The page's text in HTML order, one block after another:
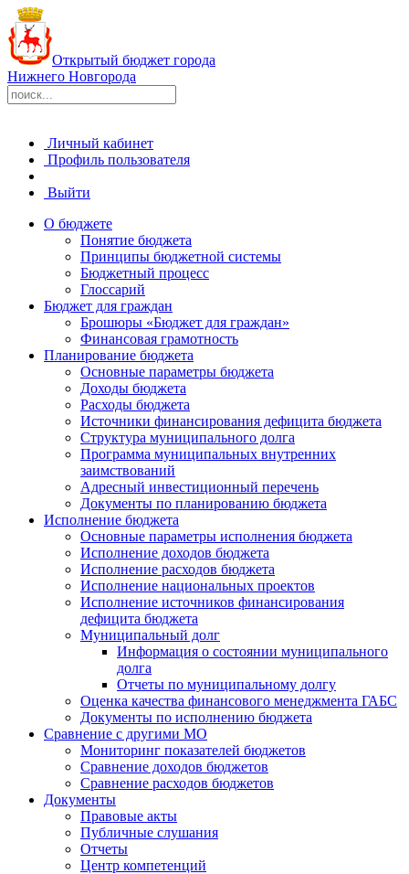
Открытый бюджет города
Нижнего Новгорода
Личный кабинет
Профиль пользователя
Выйти
О бюджете
Понятие бюджета
Принципы бюджетной системы
Бюджетный процесс
Глоссарий
Бюджет для граждан
Брошюры «Бюджет для граждан»
Финансовая грамотность
Планирование бюджета
Основные параметры бюджета
Доходы бюджета
Расходы бюджета
Источники финансирования дефицита бюджета
Структура муниципального долга
Программа муниципальных внутренних
заимствований
Адресный инвестиционный перечень
Документы по планированию бюджета
Исполнение бюджета
Основные параметры исполнения бюджета
Исполнение доходов бюджета
Исполнение расходов бюджета
Исполнение национальных проектов
Исполнение источников финансирования
дефицита бюджета
Муниципальный долг
Информация о состоянии муниципального
долга
Отчеты по муниципальному долгу
Оценка качества финансового менеджмента ГАБС
Документы по исполнению бюджета
Сравнение с другими МО
Мониторинг показателей бюджетов
Сравнение доходов бюджетов
Сравнение расходов бюджетов
Документы
Правовые акты
Публичные слушания
Отчеты
Центр компетенций